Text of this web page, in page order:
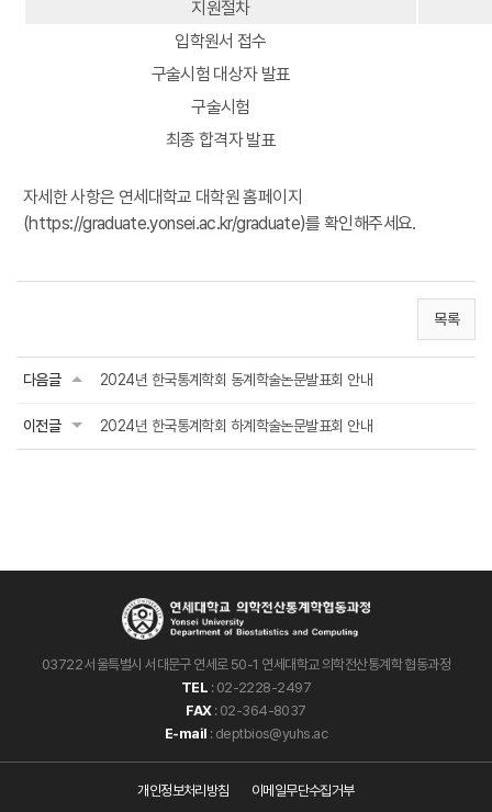
지원절차
입학원서 접수
구술시험 대상자 발표
구술시험
최종 합격자 발표
자세한 사항은 연세대학교 대학원 홈페이지
(https://graduate.yonsei.ac.kr/graduate)를 확인해주세요.
목록
다음글 2024년 한국통계학회 동계학술논문발표회 안내
이전글 2024년 한국통계학회 하계학술논문발표회 안내
03722 서울특별시 서대문구 연세로 50-1 연세대학교 의학전산통계학 협동과정
TEL : 02-2228-2497
FAX: 02-364-8037
E-mail : deptbios@yuhs.ac
개인정보처리방침 이메일무단수집거부